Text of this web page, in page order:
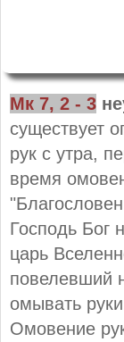
Мк 7, 2 - 3
существует
рук с утра,
время
Господь Бог
царь
повелевший
омывать
Омовение